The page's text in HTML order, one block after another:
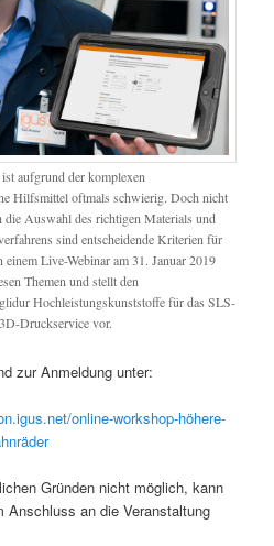
aufgrund der komplexen
Hilfsmittel oftmals schwierig. Doch nicht
Auswahl des richtigen Materials und
sind entscheidende Kriterien für
Live-Webinar am 31. Januar 2019
Themen und stellt den
Hochleistungskunststoffe für das SLS-
Druckservice vor.
zur Anmeldung unter:
online-workshop-höhere-
Gründen nicht möglich, kann
Anschluss an die Veranstaltung